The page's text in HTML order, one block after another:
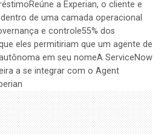
a Experian, o cliente e
de uma camada operacional
e controle55% dos
eles permitiriam que um agente de
em seu nomeA ServiceNow
a se integrar com o Agent